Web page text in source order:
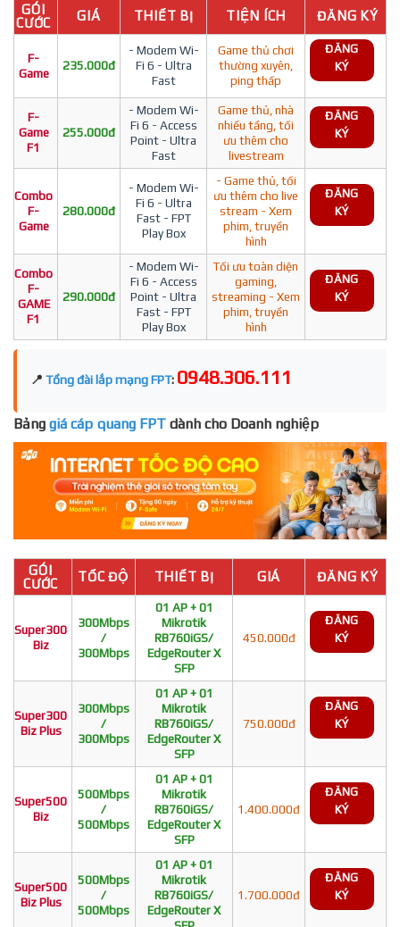
GÓI
CƯỚC
GIÁ THIẾT BỊ TIỆN ÍCH ĐĂNG KÝ
F-
Game
235.000đ
- Modem Wi-
Fi 6 - Ultra
Fast
Game thủ chơi
thường xuyên,
ping thấp
ĐĂNG
KÝ
F-
Game
F1
255.000đ
- Modem Wi-
Fi 6 - Access
Point - Ultra
Fast
Game thủ, nhà
nhiều tầng, tối
ưu thêm cho
livestream
ĐĂNG
KÝ
Combo
F-
Game
280.000đ
- Modem Wi-
Fi 6 - Ultra
Fast - FPT
Play Box
- Game thủ, tối
ưu thêm cho live
stream - Xem
phim, truyền
hình
ĐĂNG
KÝ
Combo
F-
GAME
F1
290.000đ
- Modem Wi-
Fi 6 - Access
Point - Ultra
Fast - FPT
Play Box
Tối ưu toàn diện
gaming,
streaming - Xem
phim, truyền
hình
ĐĂNG
KÝ
📍 Tổng đài lắp mạng FPT: 0948.306.111
Bảng giá cáp quang FPT dành cho Doanh nghiệp
GÓI
CƯỚC
TỐC ĐỘ THIẾT BỊ GIÁ ĐĂNG KÝ
Super300
Biz
300Mbps
/
300Mbps
01 AP + 01
Mikrotik
RB760iGS/
EdgeRouter X
SFP
450.000đ
ĐĂNG
KÝ
Super300
Biz Plus
300Mbps
/
300Mbps
01 AP + 01
Mikrotik
RB760iGS/
EdgeRouter X
SFP
750.000đ
ĐĂNG
KÝ
Super500
Biz
500Mbps
/
500Mbps
01 AP + 01
Mikrotik
RB760iGS/
EdgeRouter X
SFP
1.400.000đ
ĐĂNG
KÝ
Super500
Biz Plus
500Mbps
/
500Mbps
01 AP + 01
Mikrotik
RB760iGS/
EdgeRouter X
1.700.000đ
ĐĂNG
KÝ